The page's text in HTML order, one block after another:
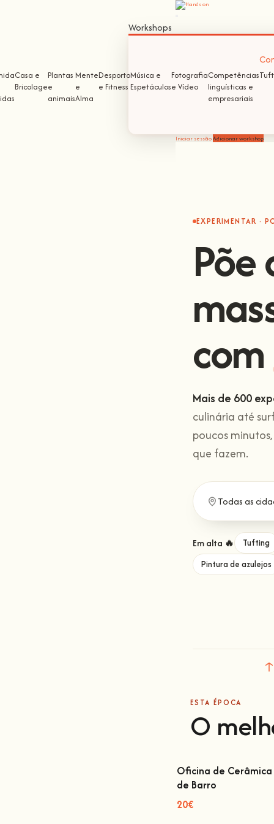
Workshops
Casa e
Bricolage
Plantas
e
animais
Mente
e
Alma
Desporto
e Fitness
Música e
Espetáculos
Fotografia
e Vídeo
Competências
linguísticas e
empresariais
Iniciar sessãoAdicionar workshop
EXPERIMENTAR ·
Põe
com
Mais de 600
culinária até
poucos
que fazem.
Em alta 🔥 Tufting
Pintura de azulejos
ESTA ÉPOCA
O
Oficina de Cerâmica
Oficina de Cerâmica
de Barro
20€